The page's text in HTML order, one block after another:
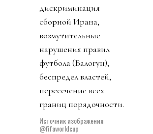
дискриминация
сборной Ирана,
возмутительные
нарушения правил
футбола (Балогун),
беспредел властей,
пересечение всех
границ порядочности.